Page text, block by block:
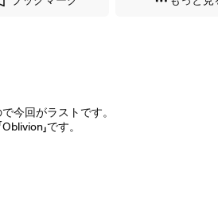
今回がラストです。
」です。